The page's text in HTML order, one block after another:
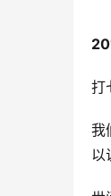
打
我
以